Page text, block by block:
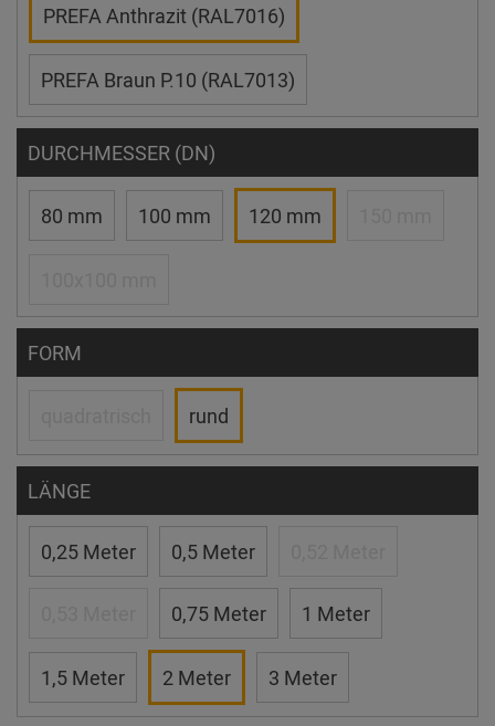
PREFA Anthrazit (RAL7016)
PREFA Braun P.10 (RAL7013)
DURCHMESSER (DN)
80 mm 100 mm 120 mm
FORM
rund
LÄNGE
0,25 Meter 0,5 Meter
0,75 Meter 1 Meter
1,5 Meter 2 Meter 3 Meter